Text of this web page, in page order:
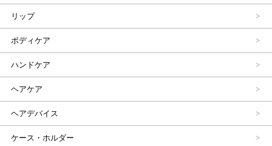
リップ
ボディケア
ハンドケア
ヘアケア
ヘアデバイス
ケース・ホルダー